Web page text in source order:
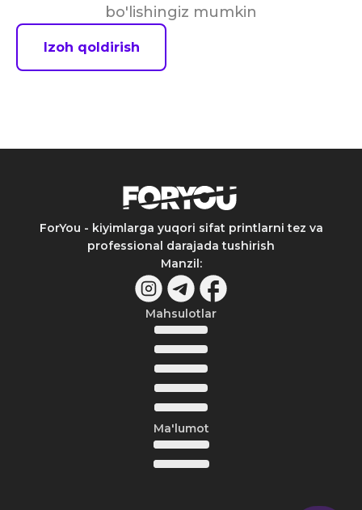
bo'lishingiz mumkin
Izoh qoldirish
ForYou - kiyimlarga yuqori sifat printlarni tez va
professional darajada tushirish
Manzil:
Mahsulotlar
Ma'lumot